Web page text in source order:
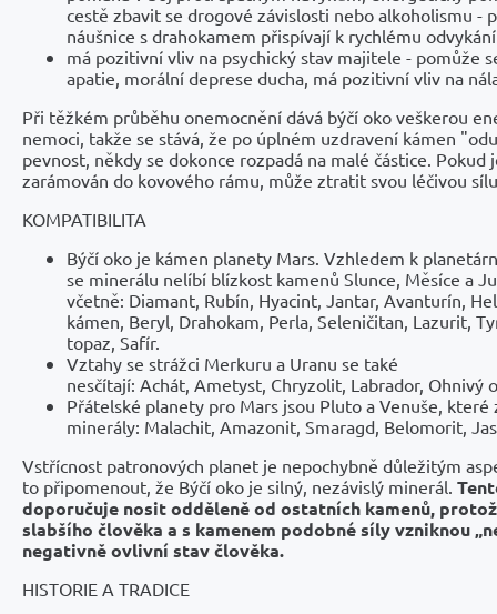
cestě zbavit se drogové závislosti nebo alkoholismu -
náušnice s drahokamem přispívají k rychlému
má pozitivní vliv na psychický stav majitele - pomůže
apatie, morální deprese ducha, má pozitivní vliv na
Při těžkém průběhu onemocnění dává býčí oko veškerou
nemoci, takže se stává, že po úplném uzdravení kámen
pevnost, někdy se dokonce rozpadá na malé částice. Pokud
zarámován do kovového rámu, může ztratit svou léčivou
KOMPATIBILITA
Býčí oko je kámen planety Mars. Vzhledem k
se minerálu nelíbí blízkost kamenů Slunce, Měsíce a
včetně: Diamant, Rubín, Hyacint, Jantar, Avanturín,
kámen, Beryl, Drahokam, Perla, Seleničitan, Lazurit,
topaz, Safír.
Vztahy se strážci Merkuru a Uranu se také
nesčítají: Achát, Ametyst, Chryzolit, Labrador, Ohnivý
Přátelské planety pro Mars jsou Pluto a Venuše,
minerály: Malachit, Amazonit, Smaragd, Belomorit,
Vstřícnost patronových planet je nepochybně důležitým
to připomenout, že Býčí oko je silný, nezávislý minerál.
doporučuje nosit odděleně od ostatních kamenů,
slabšího člověka a s kamenem podobné síly vzniknou
negativně ovlivní stav člověka.
HISTORIE A TRADICE